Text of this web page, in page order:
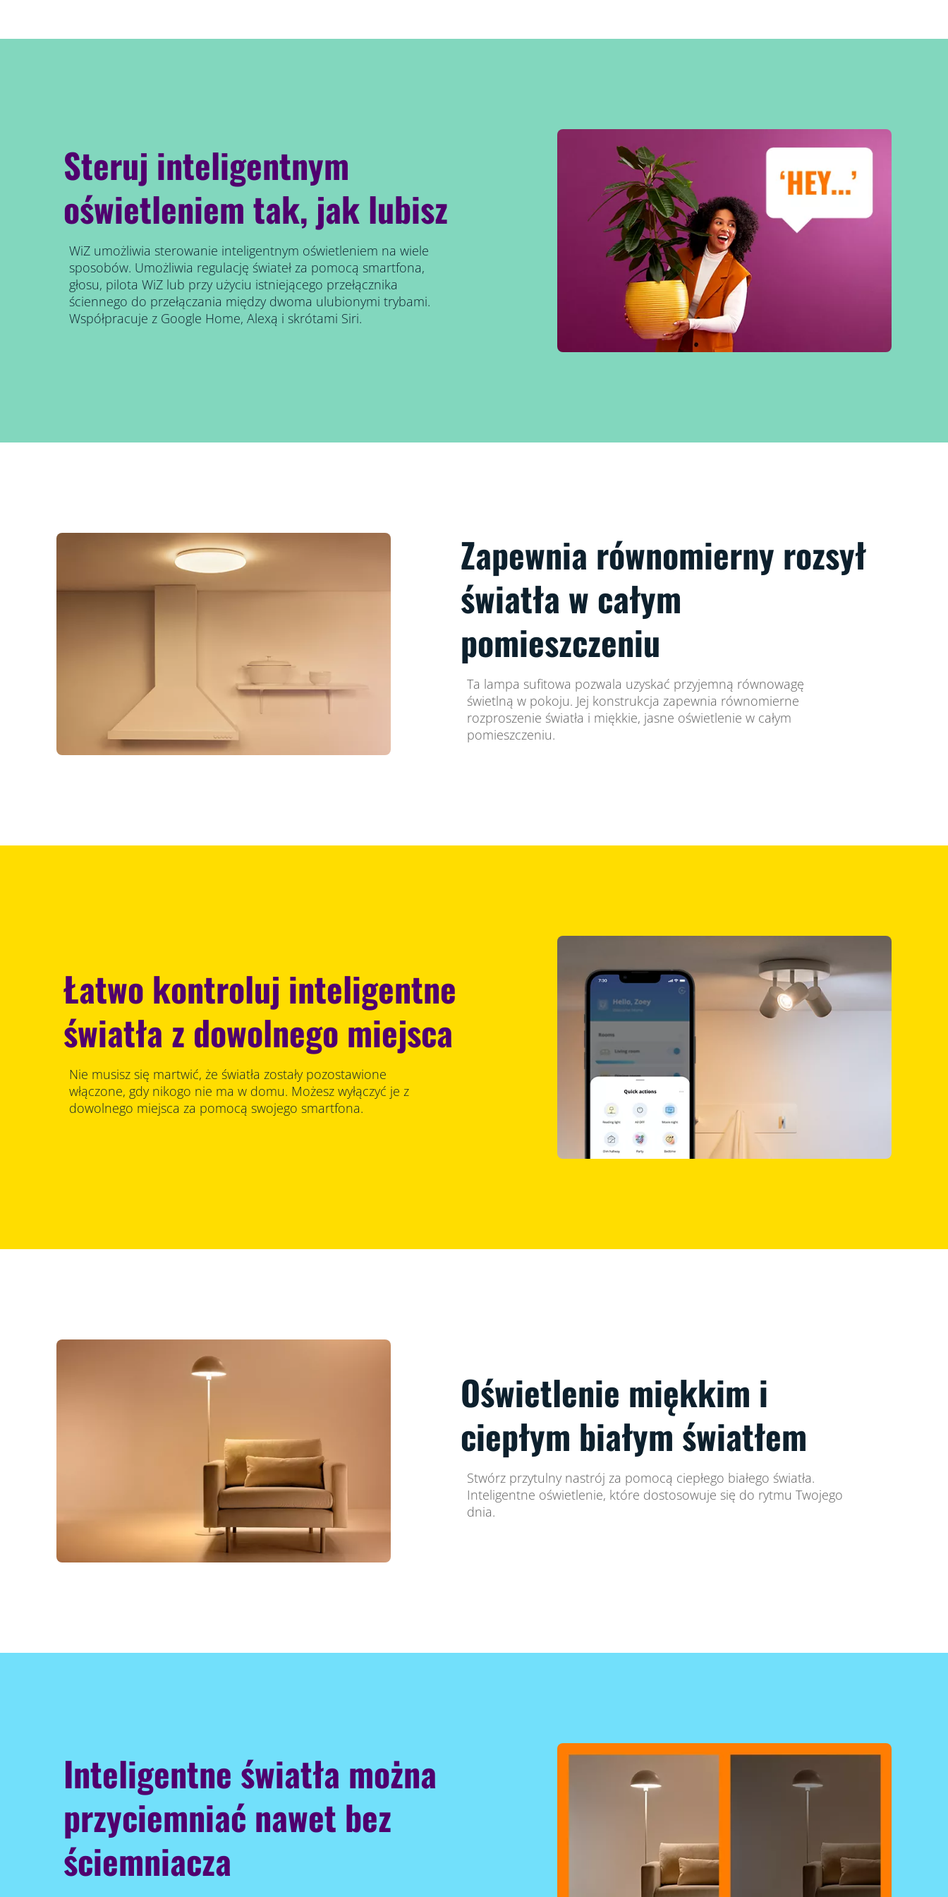
Steruj inteligentnym
oświetleniem tak, jak lubisz
WiZ umożliwia sterowanie inteligentnym oświetleniem na wiele
sposobów. Umożliwia regulację świateł za pomocą smartfona,
głosu, pilota WiZ lub przy użyciu istniejącego przełącznika
ściennego do przełączania między dwoma ulubionymi trybami.
Współpracuje z Google Home, Alexą i skrótami Siri.
Zapewnia równomierny rozsył
światła w całym
pomieszczeniu
Ta lampa sufitowa pozwala uzyskać przyjemną równowagę
świetlną w pokoju. Jej konstrukcja zapewnia równomierne
rozproszenie światła i miękkie, jasne oświetlenie w całym
pomieszczeniu.
Łatwo kontroluj inteligentne
światła z dowolnego miejsca
Nie musisz się martwić, że światła zostały pozostawione
włączone, gdy nikogo nie ma w domu. Możesz wyłączyć je z
dowolnego miejsca za pomocą swojego smartfona.
Oświetlenie miękkim i
ciepłym białym światłem
Stwórz przytulny nastrój za pomocą ciepłego białego światła.
Inteligentne oświetlenie, które dostosowuje się do rytmu Twojego
dnia.
Inteligentne światła można
przyciemniać nawet bez
ściemniacza